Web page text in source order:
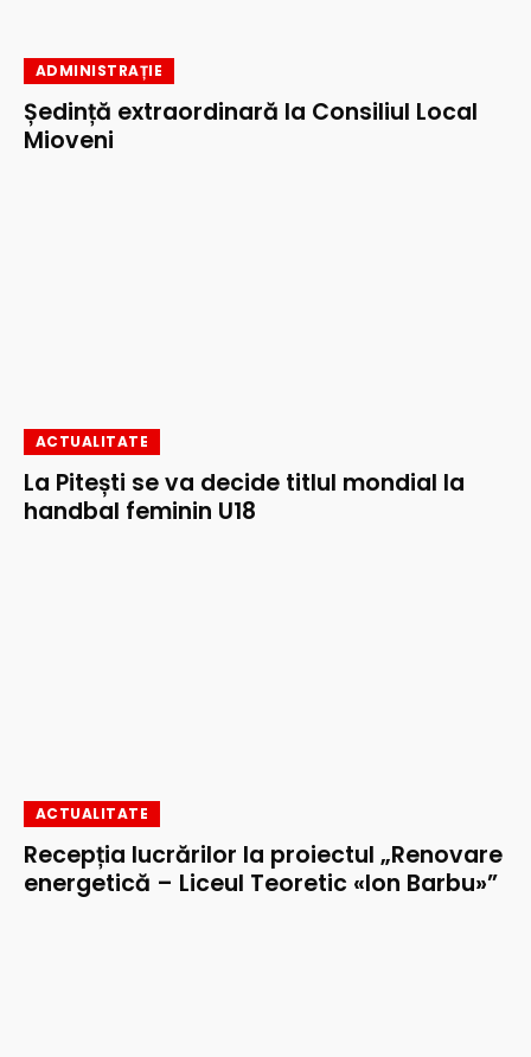
ADMINISTRAȚIE
Ședință extraordinară la Consiliul Local
Mioveni
ACTUALITATE
La Pitești se va decide titlul mondial la
handbal feminin U18
ACTUALITATE
Recepția lucrărilor la proiectul „Renovare
energetică – Liceul Teoretic «Ion Barbu»”